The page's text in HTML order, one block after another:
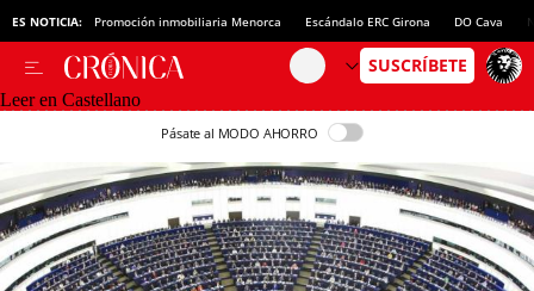
ES NOTICIA: Promoción inmobiliaria Menorca Escándalo ERC Girona DO Cava
Leer en Castellano
Pásate al MODO AHORRO